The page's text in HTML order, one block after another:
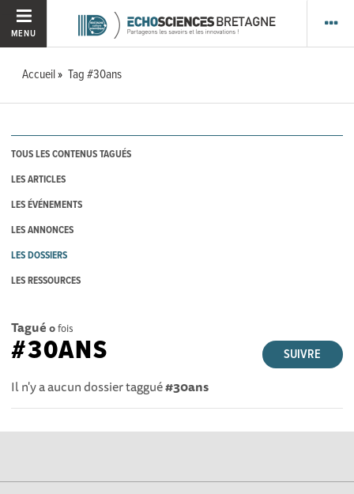
MENU
Accueil Tag #30ans
TOUS LES CONTENUS TAGUÉS
LES ARTICLES
LES ÉVÉNEMENTS
LES ANNONCES
LES DOSSIERS
LES RESSOURCES
Tagué 0fois
SUIVRE
#30ANS
Il n'y a aucun dossier taggué#30ans